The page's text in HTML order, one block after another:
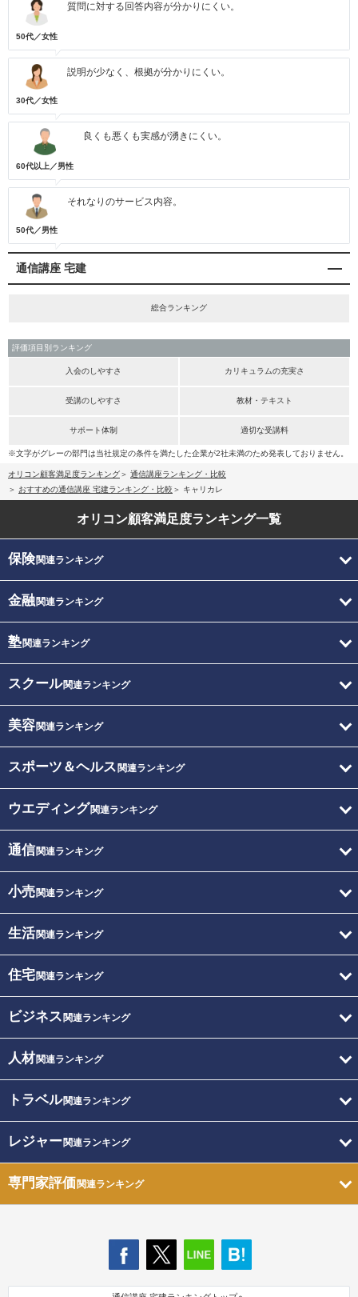
50代／女性
質問に対する回答内容が分かりにくい。
30代／女性
説明が少なく、根拠が分かりにくい。
60代以上／男性
良くも悪くも実感が湧きにくい。
50代／男性
それなりのサービス内容。
通信講座 宅建
総合ランキング
評価項目別ランキング
入会のしやすさ カリキュラムの充実さ
受講のしやすさ 教材・テキスト
サポート体制 適切な受講料
※文字がグレーの部門は当社規定の条件を満たした企業が2社未満のため発表しておりません。
オリコン顧客満足度ランキング
通信講座ランキング・比較
おすすめの通信講座 宅建ランキング・比較
キャリカレ
オリコン顧客満足度ランキング一覧
保険関連ランキング
金融関連ランキング
塾関連ランキング
スクール関連ランキング
美容関連ランキング
スポーツ＆ヘルス 関連ランキング
ウエディング関連ランキング
通信関連ランキング
小売関連ランキング
生活関連ランキング
住宅関連ランキング
ビジネス 関連ランキング
人材関連ランキング
トラベル関連ランキング
レジャー関連ランキング
専門家評価関連ランキング